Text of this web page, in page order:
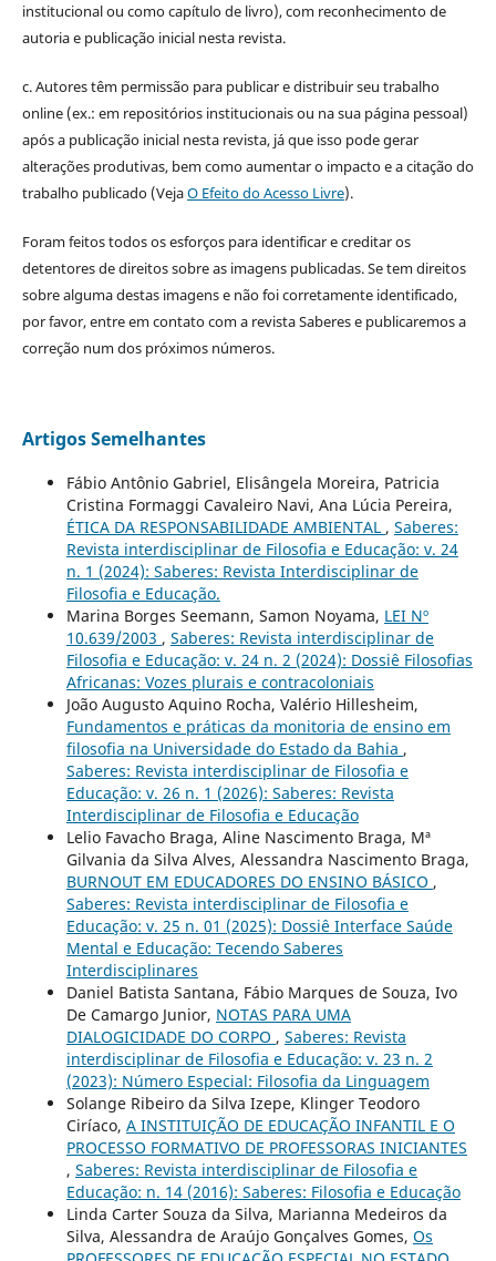
institucional ou como capítulo de livro), com reconhecimento de
autoria e publicação inicial nesta revista.
c. Autores têm permissão para publicar e distribuir seu trabalho
online (ex.: em repositórios institucionais ou na sua página pessoal)
após a publicação inicial nesta revista, já que isso pode gerar
alterações produtivas, bem como aumentar o impacto e a citação do
trabalho publicado (VejaO Efeito do Acesso Livre).
Foram feitos todos os esforços para identificar e creditar os
detentores de direitos sobre as imagens publicadas. Se tem direitos
sobre alguma destas imagens e não foi corretamente identificado,
por favor, entre em contato com a revista Saberes e publicaremos a
correção num dos próximos números.
Artigos Semelhantes
Fábio Antônio Gabriel, Elisângela Moreira, Patricia
Cristina Formaggi Cavaleiro Navi, Ana Lúcia Pereira,
ÉTICA DA RESPONSABILIDADE AMBIENTAL , Saberes:
Revista interdisciplinar de Filosofia e Educação: v. 24
n. 1 (2024): Saberes: Revista Interdisciplinar de
Filosofia e Educação.
Marina Borges Seemann, Samon Noyama, LEI Nº
10.639/2003 , Saberes: Revista interdisciplinar de
Filosofia e Educação: v. 24 n. 2 (2024): Dossiê Filosofias
Africanas: Vozes plurais e contracoloniais
João Augusto Aquino Rocha, Valério Hillesheim,
Fundamentos e práticas da monitoria de ensino em
filosofia na Universidade do Estado da Bahia ,
Saberes: Revista interdisciplinar de Filosofia e
Educação: v. 26 n. 1 (2026): Saberes: Revista
Interdisciplinar de Filosofia e Educação
Lelio Favacho Braga, Aline Nascimento Braga, Mª
Gilvania da Silva Alves, Alessandra Nascimento Braga,
BURNOUT EM EDUCADORES DO ENSINO BÁSICO ,
Saberes: Revista interdisciplinar de Filosofia e
Educação: v. 25 n. 01 (2025): Dossiê Interface Saúde
Mental e Educação: Tecendo Saberes
Interdisciplinares
Daniel Batista Santana, Fábio Marques de Souza, Ivo
De Camargo Junior, NOTAS PARA UMA
DIALOGICIDADE DO CORPO , Saberes: Revista
interdisciplinar de Filosofia e Educação: v. 23 n. 2
(2023): Número Especial: Filosofia da Linguagem
Solange Ribeiro da Silva Izepe, Klinger Teodoro
Ciríaco, A INSTITUIÇÃO DE EDUCAÇÃO INFANTIL E O
PROCESSO FORMATIVO DE PROFESSORAS INICIANTES
, Saberes: Revista interdisciplinar de Filosofia e
Educação: n. 14 (2016): Saberes: Filosofia e Educação
Linda Carter Souza da Silva, Marianna Medeiros da
Silva, Alessandra de Araújo Gonçalves Gomes, Os